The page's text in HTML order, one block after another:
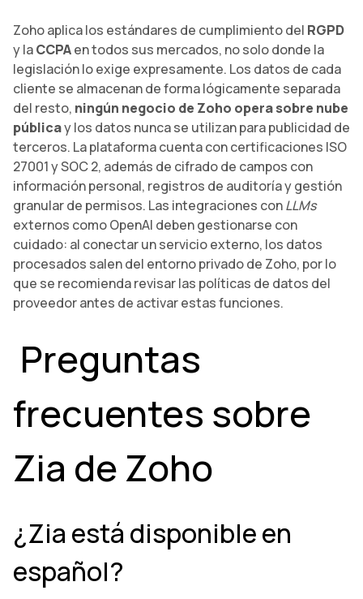
Zoho aplica los estándares de cumplimiento del RGPD
y laCCPAen todos sus mercados, no solo donde la
legislación lo exige expresamente. Los datos de cada
cliente se almacenan de forma lógicamente separada
del resto, ningún negocio de Zoho opera sobre nube
públicay los datos nunca se utilizan para publicidad de
terceros. La plataforma cuenta con certificaciones ISO
27001 y SOC 2, además de cifrado de campos con
información personal, registros de auditoría y gestión
granular de permisos. Las integraciones conLLMs
externos como OpenAI deben gestionarse con
cuidado: al conectar un servicio externo, los datos
procesados salen del entorno privado de Zoho, por lo
que se recomienda revisar las políticas de datos del
proveedor antes de activar estas funciones.
Preguntas
frecuentes sobre
Zia de Zoho
¿Zia está disponible en
español?